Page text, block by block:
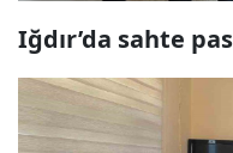
Iğdır’da sahte